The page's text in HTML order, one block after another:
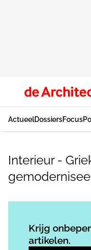
ActueelDossiersFocus
Interieur -
Krijg
artikelen.